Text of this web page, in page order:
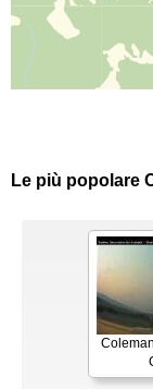
Le più popolare